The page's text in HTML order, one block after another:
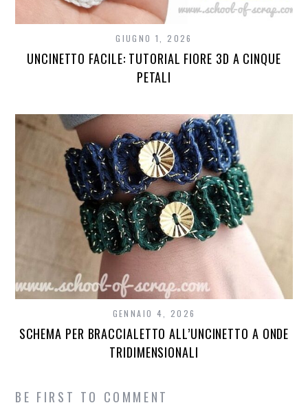
GIUGNO 1, 2026
UNCINETTO FACILE: TUTORIAL FIORE 3D A CINQUE
PETALI
GENNAIO 4, 2026
SCHEMA PER BRACCIALETTO ALL’UNCINETTO A ONDE
TRIDIMENSIONALI
BE FIRST TO COMMENT